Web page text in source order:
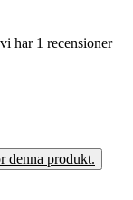
har 1 recensioner
denna produkt.